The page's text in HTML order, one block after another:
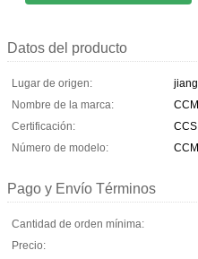
Datos del producto
Lugar de origen:
Nombre de la marca:
Certificación:
Número de modelo:
Pago y Envío Términos
Cantidad de orden mínima:
Precio: